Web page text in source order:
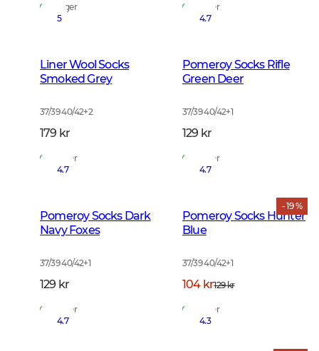
På lager
På lager
5
Liner Wool Socks
Smoked Grey
37/39 40/42+2
179 kr
På lager
4.7
Pomeroy Socks Rifle
Green Deer
37/39 40/42+1
129 kr
På lager
4.7
Pomeroy Socks Dark
Navy Foxes
37/39 40/42+1
129 kr
På lager
- 19 %
4.7
Pomeroy Socks Hunter
Blue
37/39 40/42+1
104 kr129 kr
På lager
4.7
4.3